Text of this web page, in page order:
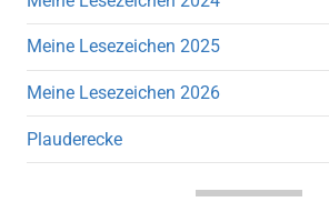
Meine Lesezeichen 2025
Meine Lesezeichen 2026
Plauderecke